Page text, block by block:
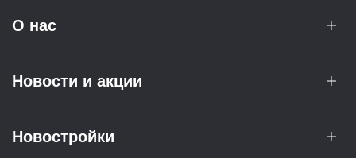
О нас
Новости и акции
Новостройки